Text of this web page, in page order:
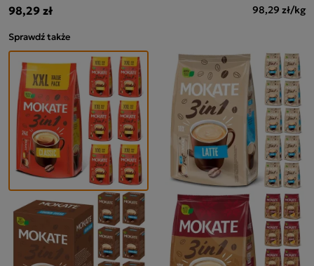
98,29 zł 98,29 zł/kg
Sprawdź także